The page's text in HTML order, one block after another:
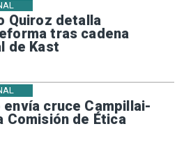
Quiroz detalla
tras cadena
de Kast
envía cruce Campillai-
Comisión de Ética